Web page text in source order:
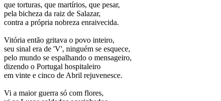
que torturas, que martírios, que pesar,
pela bicheza da raiz de Salazar,
contra a própria nobreza enraivecida.
Vitória então gritava o povo inteiro,
seu sinal era de 'V', ninguém se esquece,
pelo mundo se espalhando o mensageiro,
dizendo o Portugal hospitaleiro
em vinte e cinco de Abril rejuvenesce.
Vi a maior guerra só com flores,